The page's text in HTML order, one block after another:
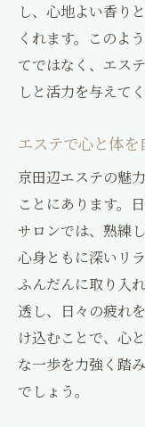
し、心地よい香り
くれます。このよ
てではなく、エス
しと活力を与えて
エステで心と体を
京田辺エステの魅
ことにあります。
サロンでは、熟練
心身ともに深いリ
ふんだんに取り入
透し、日々の疲れ
け込むことで、心
な一歩を力強く踏
でしょう。